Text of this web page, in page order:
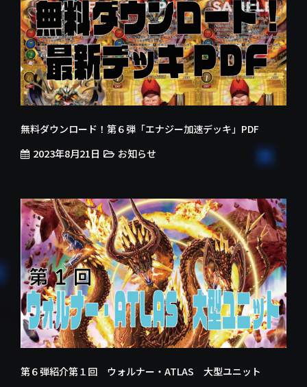
無料ダウンロード！第６弾「エナジー加速デッキ」PDF
2023年8月21日 お知らせ
第６弾紹介第１回 ウォルナー・ATLAS 大型ユニット